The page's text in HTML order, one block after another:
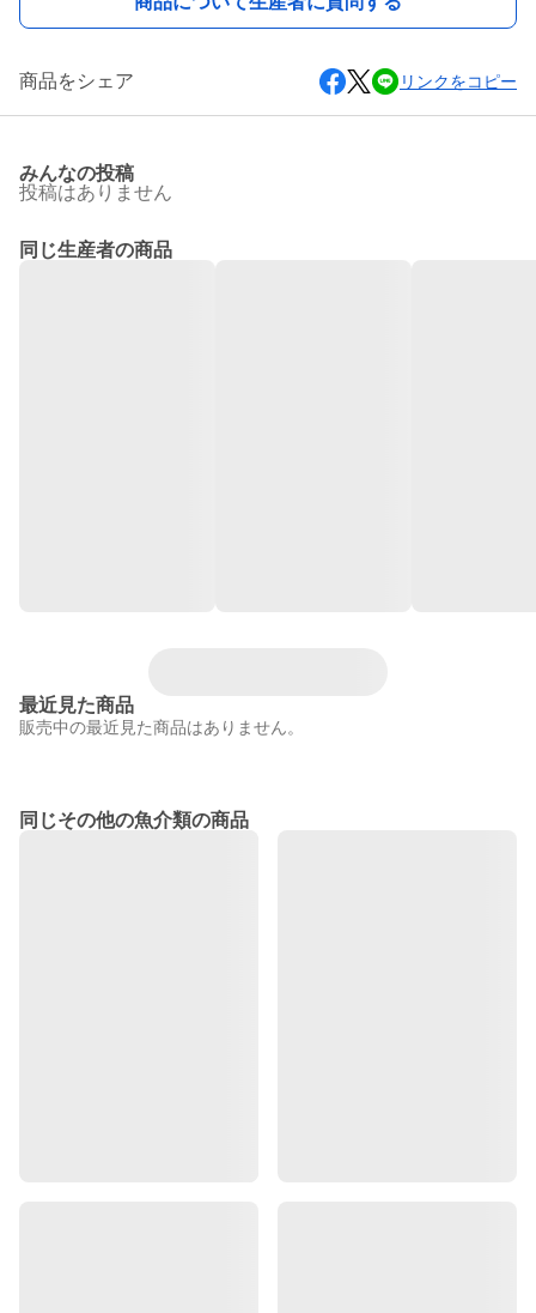
商品をシェア リンクをコピー
みんなの投稿
投稿はありません
同じ生産者の商品
最近見た商品
販売中の最近見た商品はありません。
同じその他の魚介類の商品